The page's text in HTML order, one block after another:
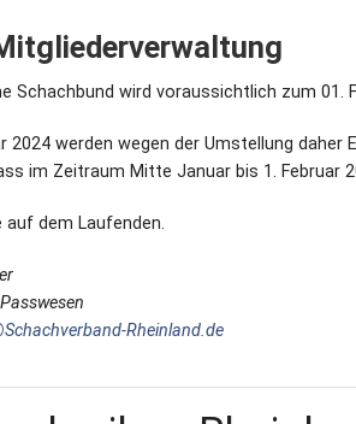
Schachbund wird voraussichtlich zum 01.
2024 werden wegen der Umstellung
im Zeitraum Mitte Januar bis 1. Februar
auf dem Laufenden.
Rheinland.de